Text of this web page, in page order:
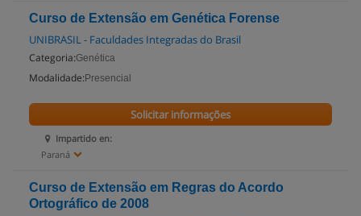
Curso de Extensão em Genética Forense
UNIBRASIL - Faculdades Integradas do Brasil
Categoria:Genética
Modalidade: Presencial
Impartido en:
Paraná
Solicitar informações
Curso de Extensão em Regras do Acordo
Ortográfico de 2008